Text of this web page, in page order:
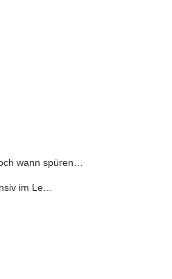
wann spüren…
im Le…